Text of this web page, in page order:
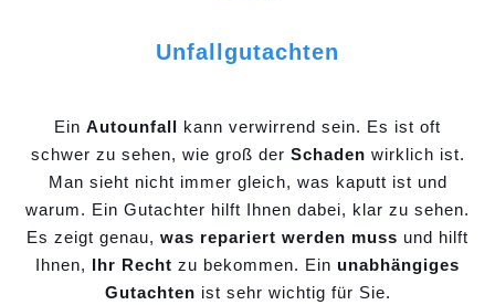
Unfallgutachten
Ein Autounfall kann verwirrend sein. Es ist oft
schwer zu sehen, wie groß der Schaden wirklich ist.
Man sieht nicht immer gleich, was kaputt ist und
warum. Ein Gutachter hilft Ihnen dabei, klar zu sehen.
Es zeigt genau, was repariert werden muss und hilft
Ihnen, Ihr Recht zu bekommen. Ein unabhängiges
Gutachten ist sehr wichtig für Sie.